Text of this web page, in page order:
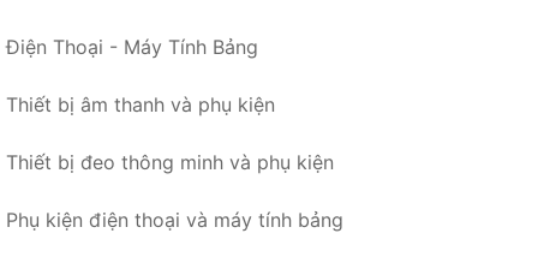
Điện Thoại - Máy Tính Bảng
Thiết bị âm thanh và phụ kiện
Thiết bị đeo thông minh và phụ kiện
Phụ kiện điện thoại và máy tính bảng